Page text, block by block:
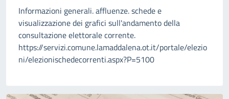
Informazioni generali. affluenze. schede e
visualizzazione dei grafici sull'andamento della
consultazione elettorale corrente.
https://servizi.comune.lamaddalena.ot.it/portale/elezio
ni/elezionischedecorrenti.aspx?P=5100